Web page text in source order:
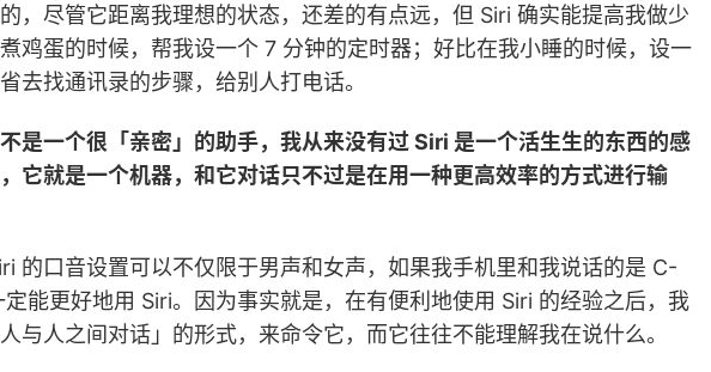
，尽管它距离我理想的状态，还差的有点远，但 Siri 确实能提高我做少
鸡蛋的时候，帮我设一个 7 分钟的定时器；好比在我小睡的时候，设一
去找通讯录的步骤，给别人打电话。
是一个很「亲密」的助手，我从来没有过 Siri 是一个活生生的东西的感
它就是一个机器，和它对话只不过是在用一种更高效率的方式进行输
的口音设置可以不仅限于男声和女声，如果我手机里和我说话的是 C-
能更好地用 Siri。因为事实就是，在有便利地使用 Siri 的经验之后，我
与人之间对话」的形式，来命令它，而它往往不能理解我在说什么。